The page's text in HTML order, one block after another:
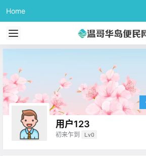
Home
用户123
初来乍到 Lv0